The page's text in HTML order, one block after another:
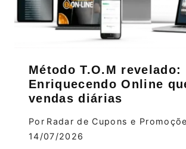
Método T.O.M revelado:
Enriquecendo Online
vendas diárias
Por Radar de Cupons e
14/07/2026